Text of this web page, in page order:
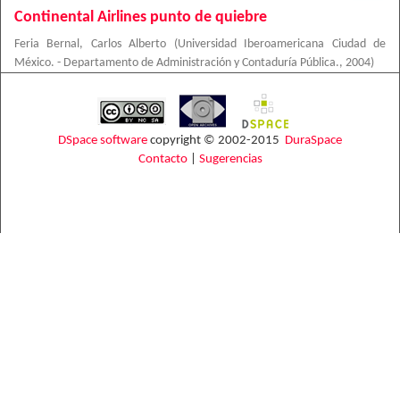
Continental Airlines punto de quiebre
Feria Bernal, Carlos Alberto (Universidad Iberoamericana Ciudad de
México. - Departamento de Administración y Contaduría Pública., 2004)
DSpace software copyright © 2002-2015 DuraSpace
Contacto| Sugerencias